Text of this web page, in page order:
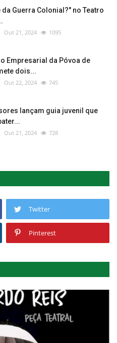
Guerra Colonial?" no Teatro
Out 21, 2024 1095
Empresarial da Póvoa de
dois...
Out 22, 2024 745
lançam guia juvenil que
Out 21, 2024 728
Twitter
Pinterest